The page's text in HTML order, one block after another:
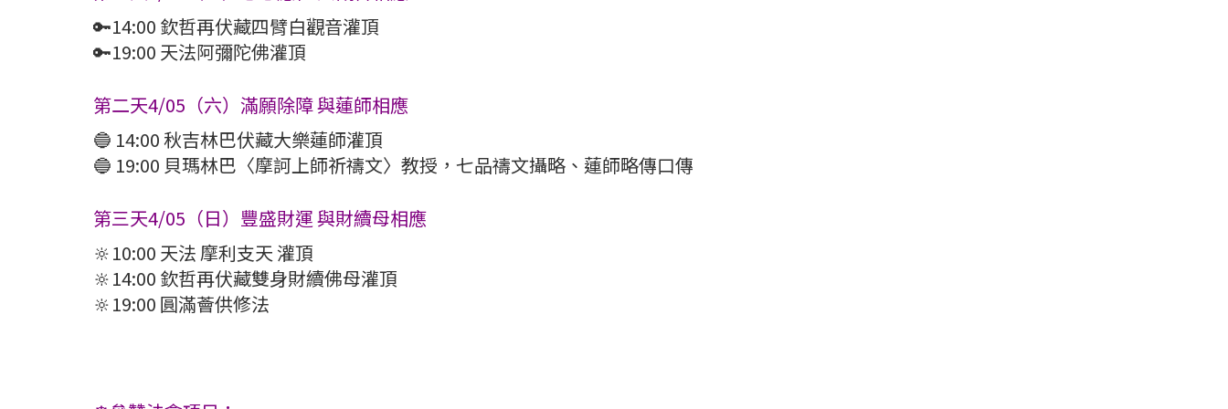
🔑14:00 欽哲再伏藏四臂白觀音灌頂
🔑19:00 天法阿彌陀佛灌頂
第二天4/05（六）滿願除障 與蓮師相應
🔵 14:00 秋吉林巴伏藏大樂蓮師灌頂
🔵 19:00 貝瑪林巴〈摩訶上師祈禱文〉教授，七品禱文攝略、蓮師略傳口傳
第三天4/05（日）豐盛財運 與財續母相應
🔆10:00 天法 摩利支天 灌頂
🔆14:00 欽哲再伏藏雙身財續佛母灌頂
🔆19:00 圓滿薈供修法